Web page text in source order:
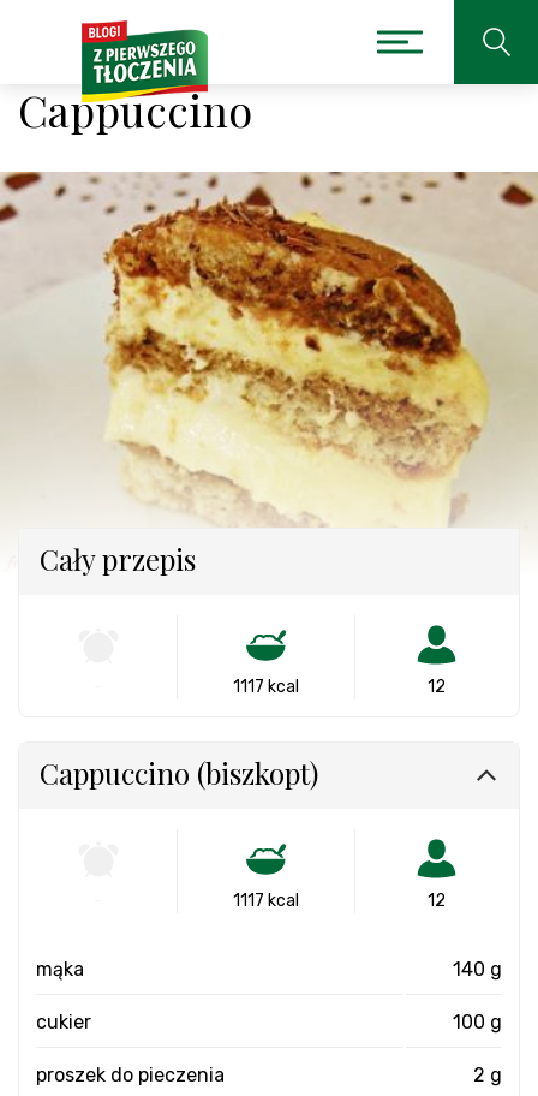
Cappuccino
Cały przepis
1117 kcal 12
Cappuccino (biszkopt)
1117 kcal 12
mąka 140 g
cukier 100 g
proszek do pieczenia 2 g